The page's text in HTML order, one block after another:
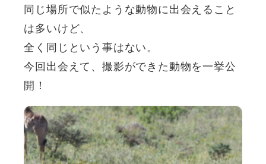
同じ場所で似たような動物に出会えること
は多いけど、
全く同じという事はない。
今回出会えて、撮影ができた動物を一挙公
開！